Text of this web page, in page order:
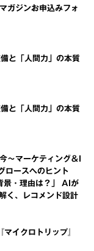
ガジンお申込みフォ
と「人間力」の本質
と「人間力」の本質
～マーケティング＆I
ロースへのヒント
景・理由は？」 AIが
く、レコメンド設計
イクロトリップ』